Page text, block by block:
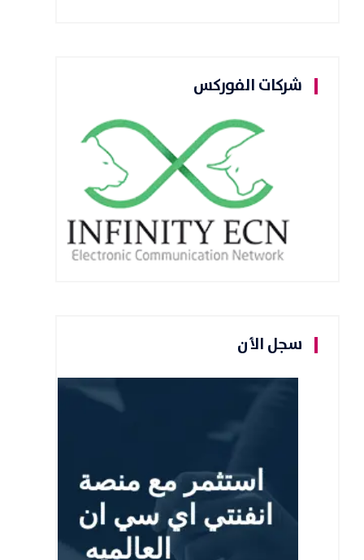
شركات الفوركس
سجل الأن